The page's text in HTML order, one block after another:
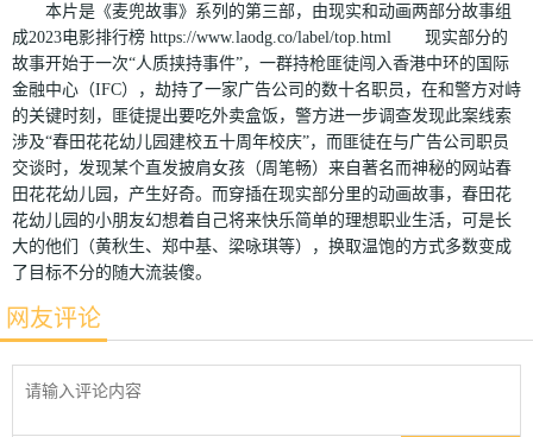
本片是《麦兜故事》系列的第三部，由现实和动画两部分故事组
成2023电影排行榜 https://www.laodg.co/label/top.html 现实部分的
故事开始于一次“人质挟持事件”，一群持枪匪徒闯入香港中环的国际
金融中心（IFC），劫持了一家广告公司的数十名职员，在和警方对峙
的关键时刻，匪徒提出要吃外卖盒饭，警方进一步调查发现此案线索
涉及“春田花花幼儿园建校五十周年校庆”，而匪徒在与广告公司职员
交谈时，发现某个直发披肩女孩（周笔畅）来自著名而神秘的网站春
田花花幼儿园，产生好奇。而穿插在现实部分里的动画故事，春田花
花幼儿园的小朋友幻想着自己将来快乐简单的理想职业生活，可是长
大的他们（黄秋生、郑中基、梁咏琪等），换取温饱的方式多数变成
了目标不分的随大流装傻。
网友评论